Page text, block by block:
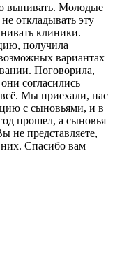
выпивать. Молодые
откладывать эту
клиники.
получила
вариантах
Поговорила,
согласились
Мы приехали, нас
с сыновьями, и в
прошел, а сыновья
не представляете,
них. Спасибо вам